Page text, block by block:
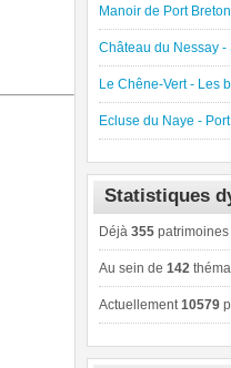
Manoir de Port
Château du Nessay -
Le Chêne-Vert - Les
Ecluse du Naye -
Statistiques
Déjà 355
Au sein de 142
Actuellement10579